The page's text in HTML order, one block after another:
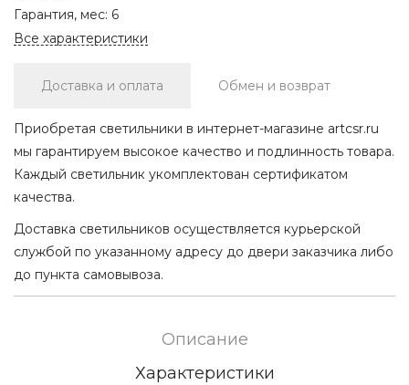
Гарантия, мес: 6
Все характеристики
Доставка и оплата Обмен и возврат
Приобретая светильники в интернет-магазине artcsr.ru
мы гарантируем высокое качество и подлинность товара.
Каждый светильник укомплектован сертификатом
качества.
Доставка светильников осуществляется курьерской
службой по указанному адресу до двери заказчика либо
до пункта самовывоза.
Описание
Характеристики